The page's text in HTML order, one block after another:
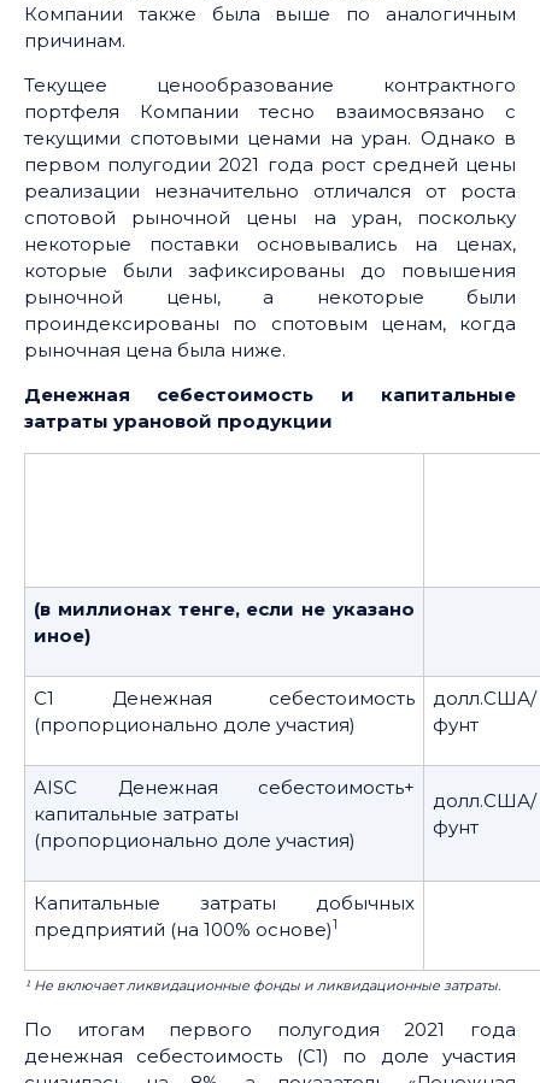
Компании также была выше по аналогичным
причинам.
Текущее ценообразование контрактного
портфеля Компании тесно взаимосвязано с
текущими спотовыми ценами на уран. Однако в
первом полугодии 2021 года рост средней цены
реализации незначительно отличался от роста
спотовой рыночной цены на уран, поскольку
некоторые поставки основывались на ценах,
которые были зафиксированы до повышения
рыночной цены, а некоторые были
проиндексированы по спотовым ценам, когда
рыночная цена была ниже.
Денежная себестоимость и капитальные
затраты урановой продукции
(в миллионах тенге, если не указано
иное)
C1 Денежная себестоимость
(пропорционально доле участия)
долл.США/
фунт
AISC Денежная себестоимость+
капитальные затраты
(пропорционально доле участия)
долл.США/
фунт
Капитальные затраты добычных
предприятий (на 100% основе)1
¹ Не включает ликвидационные фонды и ликвидационные затраты.
По итогам первого полугодия 2021 года
денежная себестоимость (С1) по доле участия